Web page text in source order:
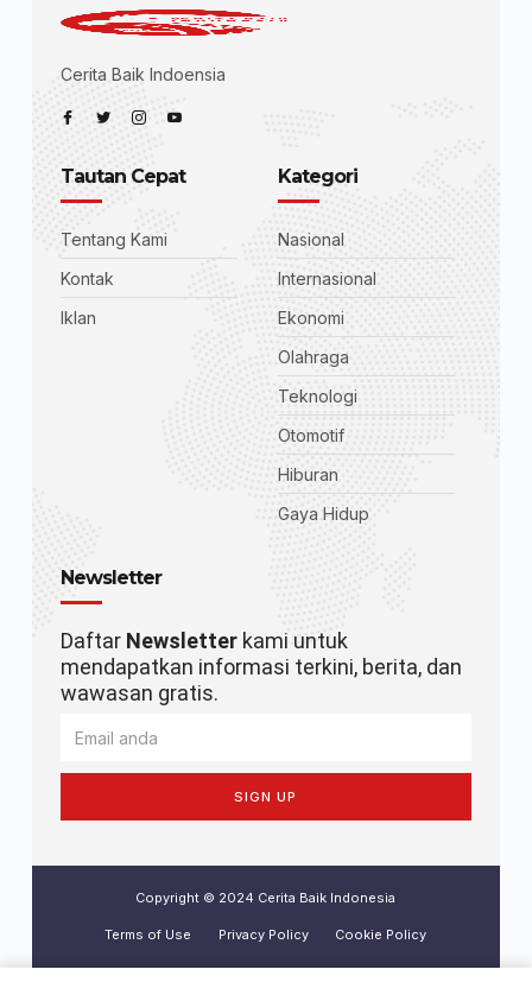
Cerita Baik Indoensia
Tautan Cepat
Tentang Kami
Kontak
Iklan
Kategori
Nasional
Internasional
Ekonomi
Olahraga
Teknologi
Otomotif
Hiburan
Gaya Hidup
Newsletter
Daftar Newsletterkami untuk
mendapatkan informasi terkini, berita, dan
wawasan gratis.
SIGN UP
Copyright © 2024 Cerita Baik Indonesia
Terms of Use Privacy Policy Cookie Policy